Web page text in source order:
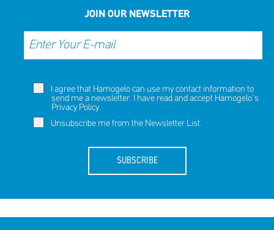
JOIN OUR NEWSLETTER
I agree that Hamogelo can use my contact information to
send me a newsletter. I have read and accept Hamogelo's
Privacy Policy.
Unsubscribe me from the Newsletter List.
SUBSCRIBE